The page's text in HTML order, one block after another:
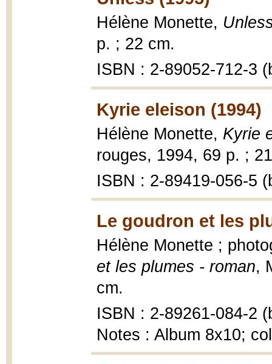
Hélène Monette,
p. ; 22 cm.
ISBN : 2-89052-712-3
Kyrie eleison (1994)
Hélène Monette, Kyrie
rouges, 1994, 69 p. ;
ISBN : 2-89419-056-5
Le goudron et les
Hélène Monette ;
et les plumes - roman,
cm.
ISBN : 2-89261-084-2
Notes : Album 8x10;